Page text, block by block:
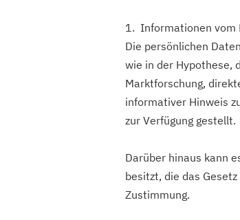
1. Informationen vom
Die persönlichen
wie in der Hypothese,
Marktforschung,
informativer Hinweis
zur Verfügung gestellt.
Darüber hinaus kann
besitzt, die das
Zustimmung.